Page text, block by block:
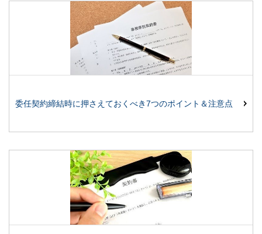
委任契約締結時に押さえておくべき7つのポイント＆注意点